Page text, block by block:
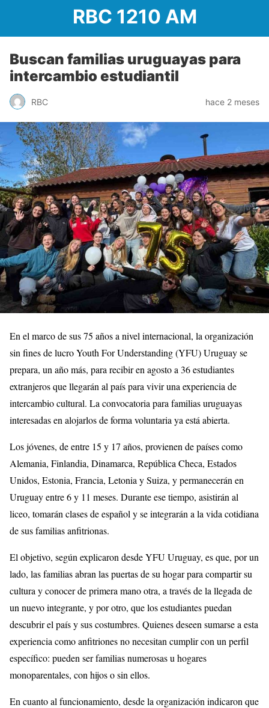
RBC 1210 AM
Buscan familias uruguayas para
intercambio estudiantil
RBC hace 2 meses
En el marco de sus 75 años a nivel internacional, la organización
sin fines de lucro Youth For Understanding (YFU) Uruguay se
prepara, un año más, para recibir en agosto a 36 estudiantes
extranjeros que llegarán al país para vivir una experiencia de
intercambio cultural. La convocatoria para familias uruguayas
interesadas en alojarlos de forma voluntaria ya está abierta.
Los jóvenes, de entre 15 y 17 años, provienen de países como
Alemania, Finlandia, Dinamarca, República Checa, Estados
Unidos, Estonia, Francia, Letonia y Suiza, y permanecerán en
Uruguay entre 6 y 11 meses. Durante ese tiempo, asistirán al
liceo, tomarán clases de español y se integrarán a la vida cotidiana
de sus familias anfitrionas.
El objetivo, según explicaron desde YFU Uruguay, es que, por un
lado, las familias abran las puertas de su hogar para compartir su
cultura y conocer de primera mano otra, a través de la llegada de
un nuevo integrante, y por otro, que los estudiantes puedan
descubrir el país y sus costumbres. Quienes deseen sumarse a esta
experiencia como anfitriones no necesitan cumplir con un perfil
específico: pueden ser familias numerosas u hogares
monoparentales, con hijos o sin ellos.
En cuanto al funcionamiento, desde la organización indicaron que